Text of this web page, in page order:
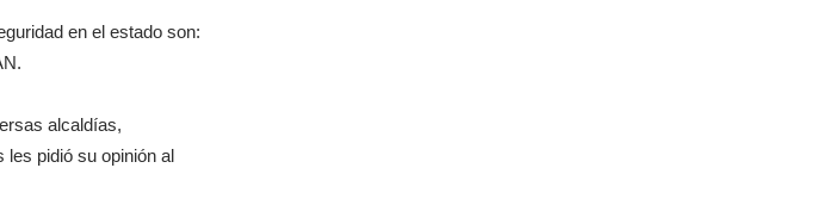
en el estado son:
alcaldías,
les pidió su opinión al